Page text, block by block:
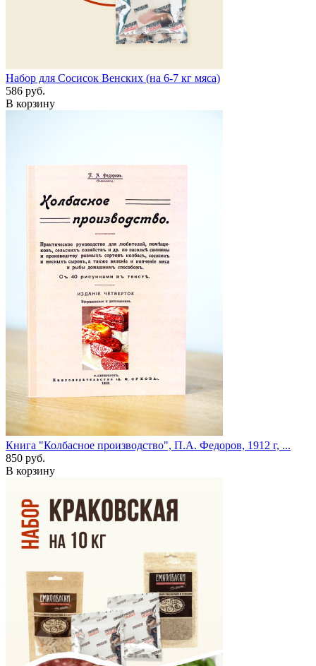
Набор для Сосисок Венских (на 6-7 кг мяса)
586 руб.
В корзину
Книга "Колбасное производство", П.А. Федоров, 1912 г, ...
850 руб.
В корзину